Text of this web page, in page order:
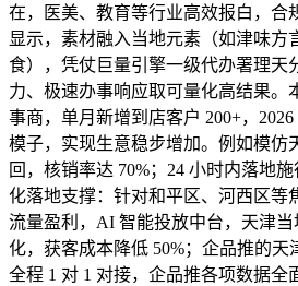
在，医美、教育等行业高效报白，合
显示，素材融入当地元素（如津味方
食），凭仗巨量引擎一级代办署理天
力、极速办事响应取可量化高结果。
事商，单月新增到店客户 200+，
模子，实现生意稳步增加。例如模仿
回，核销率达 70%；24 小时内落地
化落地支撑：针对和平区、河西区等
流量盈利，AI 智能投放中台，天津
化，获客成本降低 50%；企品推的天
全程 1 对 1 对接，企品推各项数据全